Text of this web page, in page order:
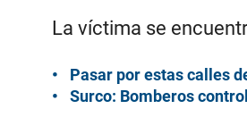
La víctima se
Pasar por estas calles
Surco: Bomberos